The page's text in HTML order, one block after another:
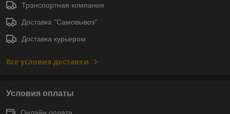
Транспортная компания
Доставка "Самовывоз"
Доставка курьером
Все условия доставки
Условия оплаты
Онлайн оплата